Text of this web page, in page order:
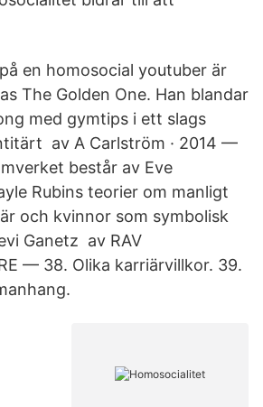
en homosocial youtuber är
The Golden One. Han blandar
med gymtips i ett slags
av A Carlström · 2014 —
består av Eve
Rubins teorier om manligt
och kvinnor som symbolisk
Ganetz av RAV
— 38. Olika karriärvillkor. 39.